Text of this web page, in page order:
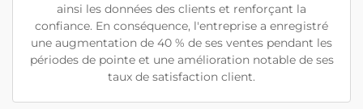
ainsi les données des clients et renforçant la
confiance. En conséquence, l'entreprise a enregistré
une augmentation de 40 % de ses ventes pendant les
périodes de pointe et une amélioration notable de ses
taux de satisfaction client.